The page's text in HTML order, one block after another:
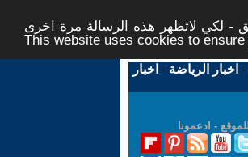
- لكي لاتظهر هذه الرسالة مرة اخرى -
This website uses cookies to
- اخبار الرياضة - اخبار
للموقع - ادعمونا